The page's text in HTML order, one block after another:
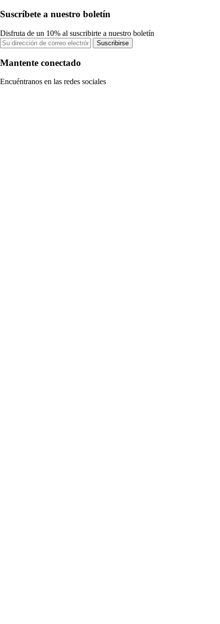
Suscríbete a nuestro boletín
Disfruta de un 10% al suscribirte a nuestro boletín
Suscribirse
Mantente conectado
Encuéntranos en las redes sociales